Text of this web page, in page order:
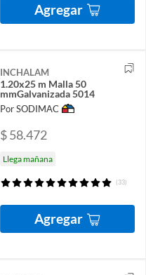
Agregar
INCHALAM
1.20x25 m Malla 50
mmGalvanizada 5014
Por SODIMAC
$ 58.472
Llega mañana
(33)
Agregar